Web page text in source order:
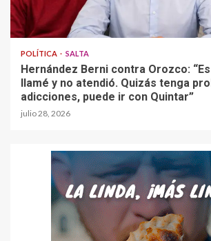
POLÍTICA SALTA
Hernández Berni contra Orozco:
llamé y no atendió. Quizás tenga
adicciones, puede ir con Quintar”
julio 28, 2026